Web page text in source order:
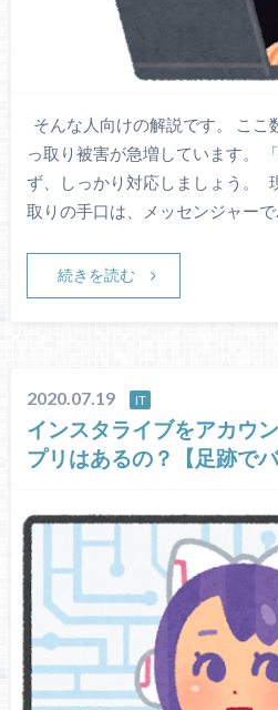
そんな人向けの解説です。 ここ
っ取り被害が急増しています。
ず、しっかり対応しましょう。
取りの手口は、メッセンジャー
続きを読む
2020.07.19 IT
インスタライブをアカウ
プリはあるの？【足跡で